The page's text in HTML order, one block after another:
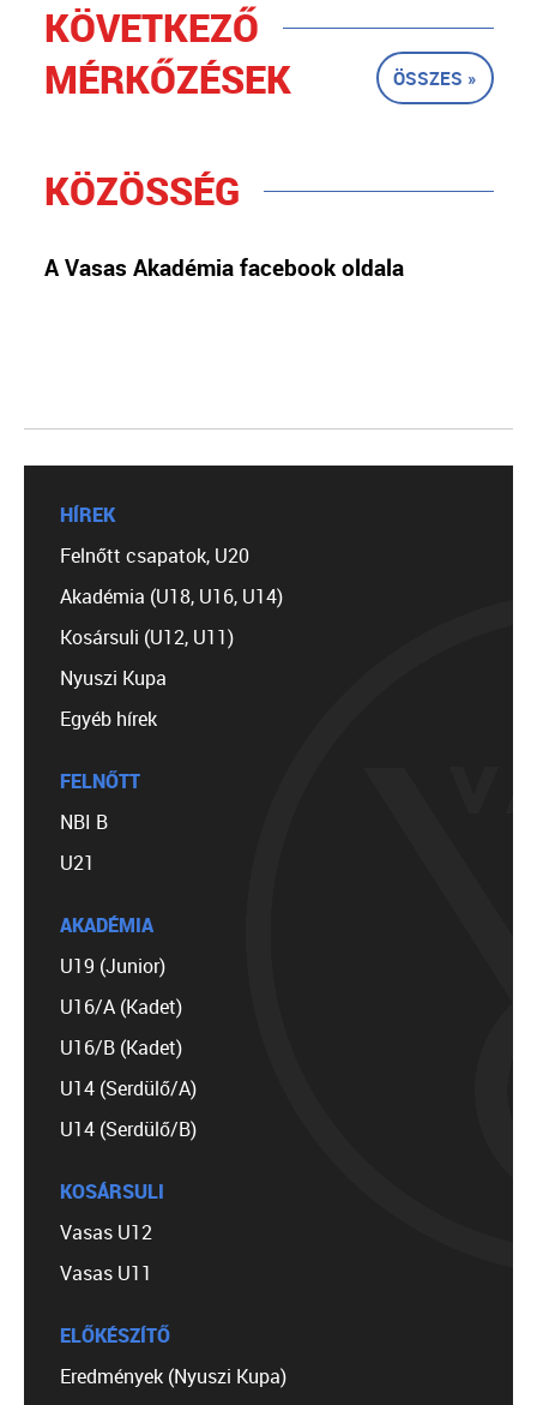
KÖVETKEZŐ
MÉRKŐZÉSEK
ÖSSZES »
KÖZÖSSÉG
A Vasas Akadémia facebook oldala
HÍREK
Felnőtt csapatok, U20
Akadémia (U18, U16, U14)
Kosársuli (U12, U11)
Nyuszi Kupa
Egyéb hírek
FELNŐTT
NBI B
U21
AKADÉMIA
U19 (Junior)
U16/A (Kadet)
U16/B (Kadet)
U14 (Serdülő/A)
U14 (Serdülő/B)
KOSÁRSULI
Vasas U12
Vasas U11
ELŐKÉSZÍTŐ
Eredmények (Nyuszi Kupa)